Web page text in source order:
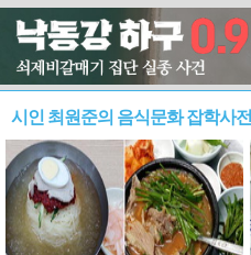
시인 최원준의 음식문화 잡학사전